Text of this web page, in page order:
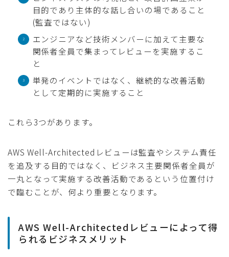
目的であり主体的な話し合いの場であること
(監査ではない)
エンジニアなど技術メンバーに加えて主要な
関係者全員で集まってレビューを実施するこ
と
単発のイベントではなく、継続的な改善活動
として定期的に実施すること
これら3つがあります。
AWS Well-Architectedレビューは監査やシステム責任
を追及する目的ではなく、ビジネス主要関係者全員が
一丸となって実施する改善活動であるという位置付け
で臨むことが、何より重要となります。
AWS Well-Architectedレビューによって得
られるビジネスメリット